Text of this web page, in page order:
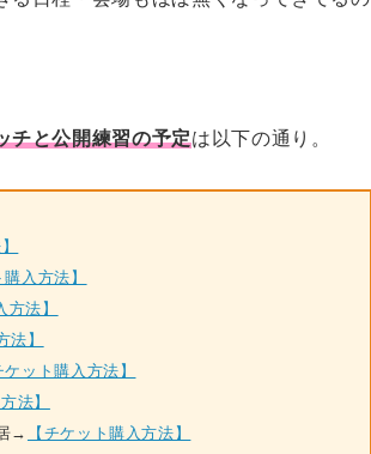
チと公開練習の予定は以下の通り。
購入方法】
方法】
法】
ケット購入方法】
法】
→
【チケット購入方法】